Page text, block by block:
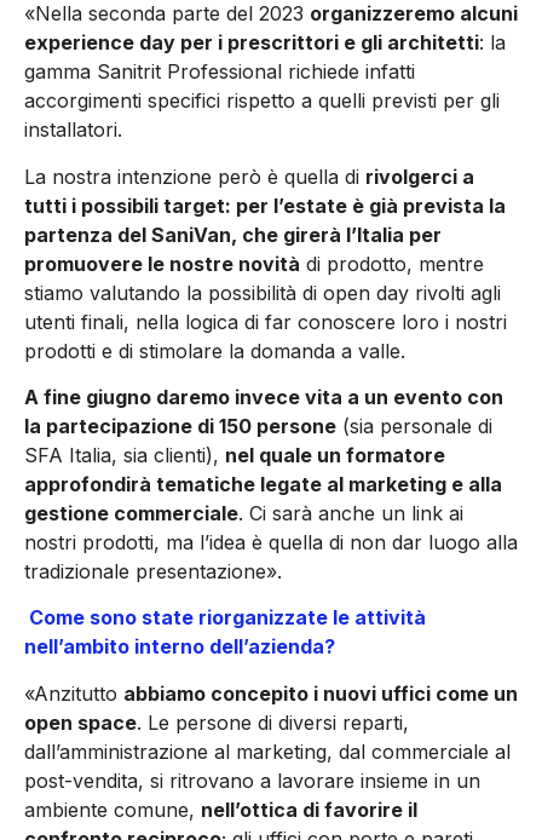
«Nella seconda parte del 2023 organizzeremo alcuni
experience day per i prescrittori e gli architetti: la
gamma Sanitrit Professional richiede infatti
accorgimenti specifici rispetto a quelli previsti per gli
installatori.
La nostra intenzione però è quella di rivolgerci a
tutti i possibili target: per l’estate è già prevista la
partenza del SaniVan, che girerà l’Italia per
promuovere le nostre novità di prodotto, mentre
stiamo valutando la possibilità di open day rivolti agli
utenti finali, nella logica di far conoscere loro i nostri
prodotti e di stimolare la domanda a valle.
A fine giugno daremo invece vita a un evento con
la partecipazione di 150 persone (sia personale di
SFA Italia, sia clienti), nel quale un formatore
approfondirà tematiche legate al marketing e alla
gestione commerciale. Ci sarà anche un link ai
nostri prodotti, ma l’idea è quella di non dar luogo alla
tradizionale presentazione».
Come sono state riorganizzate le attività
nell’ambito interno dell’azienda?
«Anzitutto abbiamo concepito i nuovi uffici come un
open space. Le persone di diversi reparti,
dall’amministrazione al marketing, dal commerciale al
post-vendita, si ritrovano a lavorare insieme in un
ambiente comune, nell’ottica di favorire il